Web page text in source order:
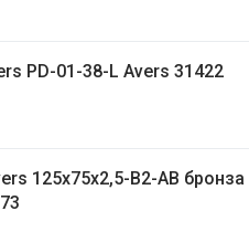
PD-01-38-L Avers 31422
125х75х2,5-B2-AB бронза